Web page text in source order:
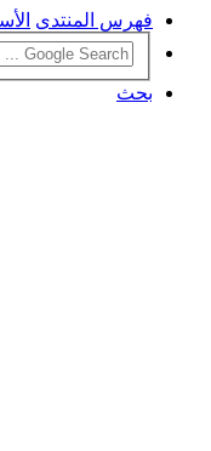
فهرس المنتدى
بحث